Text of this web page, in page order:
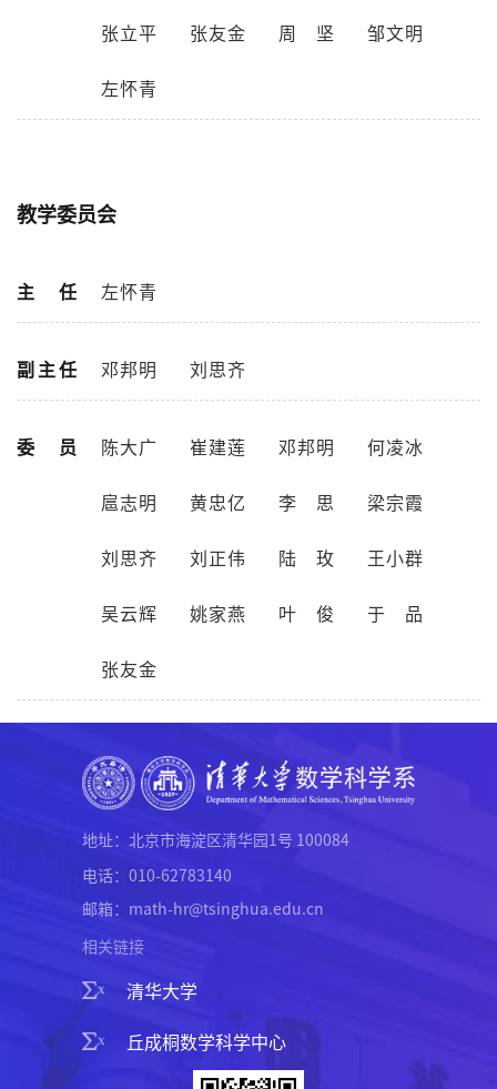
张立平 张友金 周坚 邹文明
左怀青
教学委员会
主 任 左怀青
副主任 邓邦明 刘思齐
委 员 陈大广 崔建莲 邓邦明 何凌冰
扈志明 黄忠亿 李思 梁宗霞
刘思齐 刘正伟 陆玫 王小群
吴云辉 姚家燕 叶俊 于品
张友金
地址：北京市海淀区清华园1号 100084
电话：010-62783140
邮箱：math-hr@tsinghua.edu.cn
相关链接
清华大学
丘成桐数学科学中心